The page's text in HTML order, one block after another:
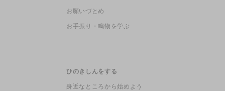
お願いづとめ
お手振り・鳴物を学ぶ
ひのきしんをする
身近なところから始めよう